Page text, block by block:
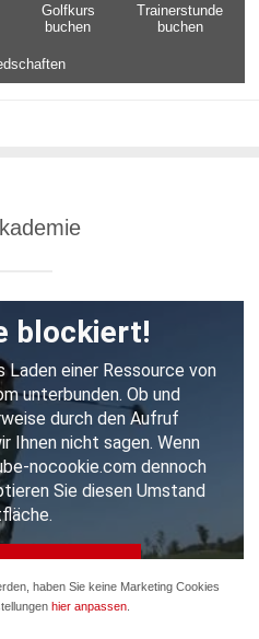
Golfkurs
buchen
Trainerstunde
buchen
haben Sie keine Marketing Cookies
hier anpassen.